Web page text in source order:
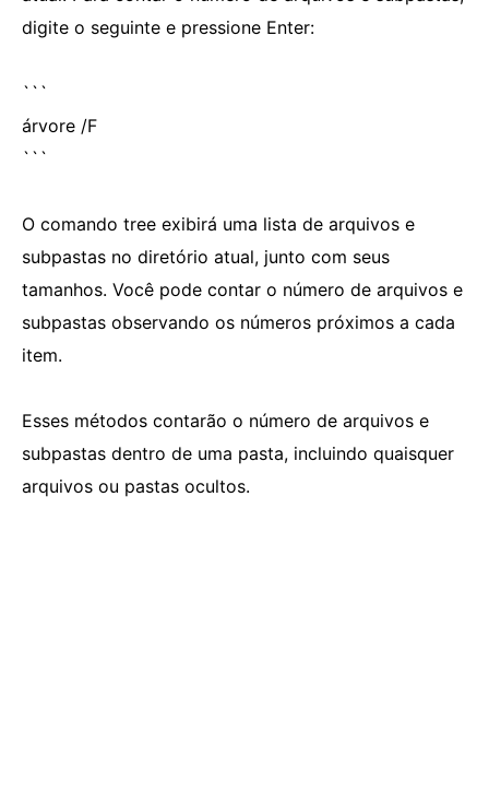
digite o seguinte e pressione Enter:
```
árvore /F
```
O comando tree exibirá uma lista de arquivos e
subpastas no diretório atual, junto com seus
tamanhos. Você pode contar o número de arquivos e
subpastas observando os números próximos a cada
item.
Esses métodos contarão o número de arquivos e
subpastas dentro de uma pasta, incluindo quaisquer
arquivos ou pastas ocultos.